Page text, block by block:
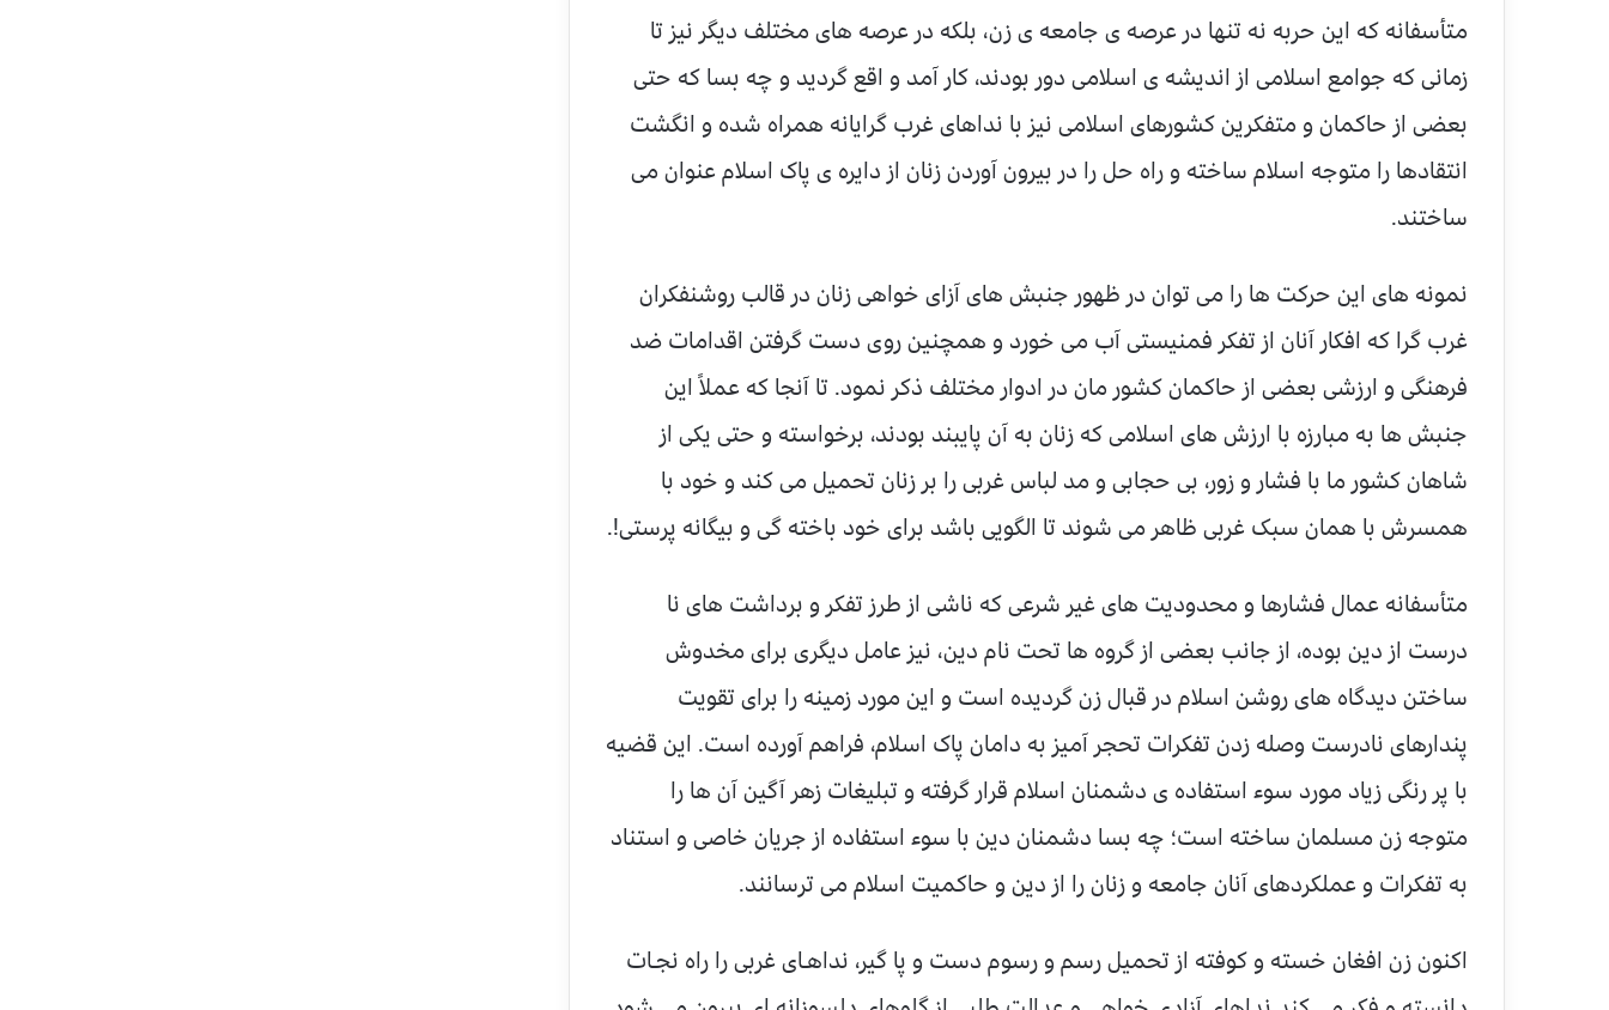
متأسفانه که این حربه نه تنها در عرصه ی جامعه ی زن، بلکه در عرصه های مختلف دیگر نیز تا
زمانی که جوامع اسلامی از اندیشه ی اسلامی دور بودند، کار آمد و اقع گردید و چه بسا که حتی
بعضی از حاکمان و متفکرین کشورهای اسلامی نیز با نداهای غرب گرایانه همراه شده و انگشت
انتقادها را متوجه اسلام ساخته و راه حل را در بیرون آوردن زنان از دایره ی پاک اسلام عنوان می
ساختند.
نمونه های این حرکت ها را می توان در ظهور جنبش های آزای خواهی زنان در قالب روشنفکران
غرب گرا که افکار آنان از تفکر فمنیستی آب می خورد و همچنین روی دست گرفتن اقدامات ضد
فرهنگی و ارزشی بعضی از حاکمان کشور مان در ادوار مختلف ذکر نمود. تا آنجا که عملاً این
جنبش ها به مبارزه با ارزش های اسلامی که زنان به آن پایبند بودند، برخواسته و حتی یکی از
شاهان کشور ما با فشار و زور، بی حجابی و مد لباس غربی را بر زنان تحمیل می کند و خود با
همسرش با همان سبک غربی ظاهر می شوند تا الگویی باشد برای خود باخته گی و بیگانه پرستی!.
متأسفانه عمال فشارها و محدودیت های غیر شرعی که ناشی از طرز تفکر و برداشت های نا
درست از دین بوده، از جانب بعضی از گروه ها تحت نام دین، نیز عامل دیگری برای مخدوش
ساختن دیدگاه های روشن اسلام در قبال زن گردیده است و این مورد زمینه را برای تقویت
پندارهای نادرست وصله زدن تفکرات تحجر آمیز به دامان پاک اسلام، فراهم آورده است. این قضیه
با پر رنگی زیاد مورد سوء استفاده ی دشمنان اسلام قرار گرفته و تبلیغات زهر آگین آن ها را
متوجه زن مسلمان ساخته است؛ چه بسا دشمنان دین با سوء استفاده از جریان خاصی و استناد
به تفکرات و عملکردهای آنان جامعه و زنان را از دین و حاکمیت اسلام می ترسانند.
اکنون زن افغان خسته و کوفته از تحمیل رسم و رسوم دست و پا گیر، نداهـای غربی را راه نجـات